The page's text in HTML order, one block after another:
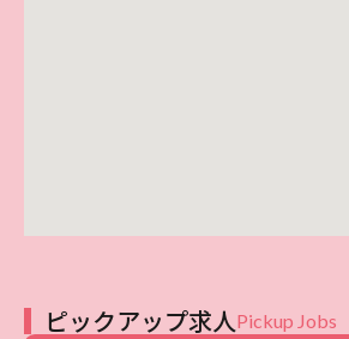
ピックアップ求人Pickup Jobs